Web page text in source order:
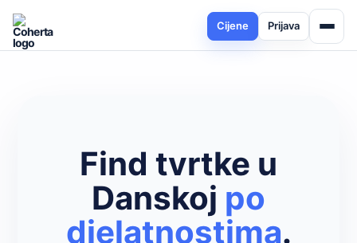
Cijene Prijava
Find tvrtke u
Danskoj po
djelatnostima.